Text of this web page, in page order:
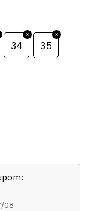
34 35
08